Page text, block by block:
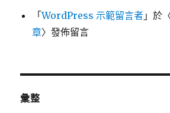
「WordPress 示範留言者 」於
章〉發佈留言
彙整